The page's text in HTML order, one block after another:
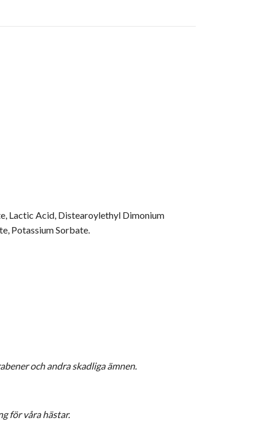
Lactic Acid, Distearoylethyl Dimonium
Potassium Sorbate.
och andra skadliga ämnen.
för våra hästar.